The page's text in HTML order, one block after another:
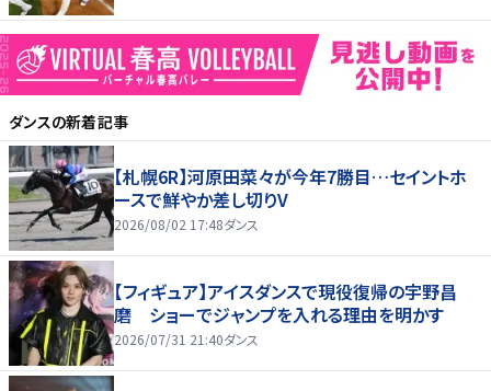
ダンスの新着記事
【札幌6R】河原田菜々が今年7勝目…セイントホ
ースで鮮やか差し切りV
2026/08/02 17:48ダンス
【フィギュア】アイスダンスで現役復帰の宇野昌
磨 ショーでジャンプを入れる理由を明かす
2026/07/31 21:40ダンス